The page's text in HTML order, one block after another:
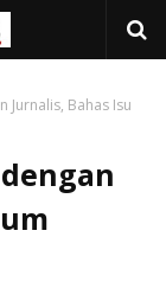
Jurnalis, Bahas Isu